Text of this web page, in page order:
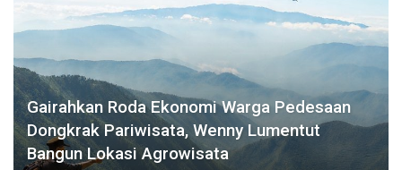
Gairahkan Roda Ekonomi Warga Pedesaan
Dongkrak Pariwisata, Wenny Lumentut
Bangun Lokasi Agrowisata